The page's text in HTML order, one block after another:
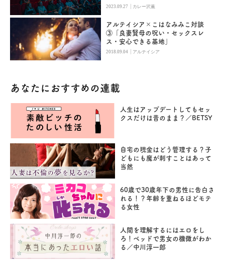
2023.09.27 | カレー沢薫
アルテイシア×こはなみみこ対談
③「良妻賢母の呪い・セックスレ
ス・安心できる基地」
2018.09.04 | アルテイシア
あなたにおすすめの連載
人生はアップデートしてもセッ
クスだけは昔のまま？／BETSY
自宅の現金はどう管理する？子
どもにも魔が刺すことはあって
当然
60歳で30歳年下の男性に告白さ
れる！？年齢を重ねるほどモテ
る女性
人間を理解するにはエロをし
ろ！ベッドで男女の機微がわか
る／中川淳一郎